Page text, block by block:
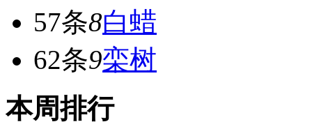
57条8白蜡
62条9栾树
本周排行